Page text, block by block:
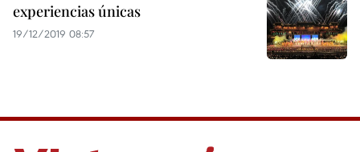
experiencias únicas
19/12/2019 08:57